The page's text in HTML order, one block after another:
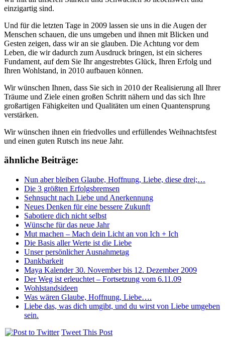
einzigartig sind.
Und für die letzten Tage in 2009 lassen sie uns in die Augen der
Menschen schauen, die uns umgeben und ihnen mit Blicken und
Gesten zeigen, dass wir an sie glauben. Die Achtung vor dem
Leben, die wir dadurch zum Ausdruck bringen, ist ein sicheres
Fundament, auf dem Sie Ihr angestrebtes Glück, Ihren Erfolg und
Ihren Wohlstand, in 2010 aufbauen können.
Wir wünschen Ihnen, dass Sie sich in 2010 der Realisierung all Ihrer
Träume und Ziele einen großen Schritt nähern und das sich Ihre
großartigen Fähigkeiten und Qualitäten um einen Quantensprung
verstärken.
Wir wünschen ihnen ein friedvolles und erfüllendes Weihnachtsfest
und einen guten Rutsch ins neue Jahr.
ähnliche Beiträge:
Nun aber bleiben Glaube, Hoffnung, Liebe, diese drei;…
Die 3 größten Erfolgsbremsen
Sehnsucht nach Liebe und Anerkennung
Neues Denken für eine bessere Zukunft
Sabotiere dich nicht selbst
Wünsche für das neue Jahr
Mut machen – Mach dein Licht an von Ich + Ich
Die Basis aller Werte ist die Liebe
Unser persönlicher Ausnahmetag
Dankbarkeit
Maya Kalender 30. November bis 12. Dezember 2009
Der Weg ist erleuchtet – Fortsetzung vom 6.11.09
Wohlstandsideen
Was wären Glaube, Hoffnung, Liebe….
Liebe das, was dich umgibt, und du wirst von Liebe umgeben
sein.
Tweet This Post